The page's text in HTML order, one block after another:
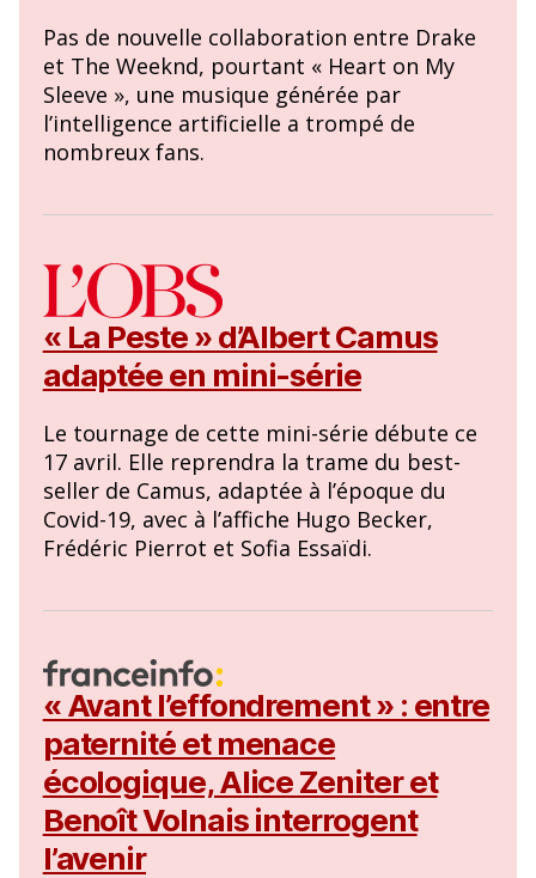
Pas de nouvelle collaboration entre Drake
et The Weeknd, pourtant « Heart on My
Sleeve », une musique générée par
l’intelligence artificielle a trompé de
nombreux fans.
« La Peste » d’Albert Camus
adaptée en mini-série
Le tournage de cette mini-série débute ce
17 avril. Elle reprendra la trame du best-
seller de Camus, adaptée à l’époque du
Covid-19, avec à l’affiche Hugo Becker,
Frédéric Pierrot et Sofia Essaïdi.
« Avant l’effondrement » : entre
paternité et menace
écologique, Alice Zeniter et
Benoît Volnais interrogent
l’avenir